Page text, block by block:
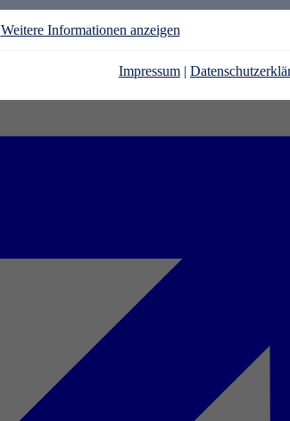
Weitere Informationen anzeigen
Impressum |